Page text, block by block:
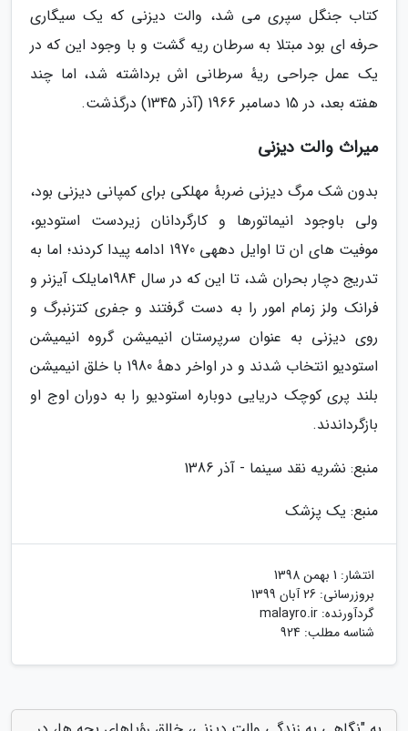
کتاب جنگل سپری می شد، والت دیزنی که یک سیگاری
حرفه ای بود مبتلا به سرطان ریه گشت و با وجود این که در
یک عمل جراحی ریهٔ سرطانی اش برداشته شد، اما چند
هفته بعد، در 15 دسامبر 1966 (آذر 1345) درگذشت.
میراث والت دیزنی
بدون شک مرگ دیزنی ضربهٔ مهلکی برای کمپانی دیزنی بود،
ولی باوجود انیماتورها و کارگردانان زیردست استودیو،
موفیت های ان تا اوایل دههی 1970 ادامه پیدا کردند؛ اما به
تدریج دچار بحران شد، تا این که در سال 1984مایلک آیزنر و
فرانک ولز زمام امور را به دست گرفتند و جفری کتزنبرگ و
روی دیزنی به عنوان سرپرستان انیمیشن گروه انیمیشن
استودیو انتخاب شدند و در اواخر دههٔ 1980 با خلق انیمیشن
بلند پری کوچک دریایی دوباره استودیو را به دوران اوج او
بازگرداندند.
منبع: نشریه نقد سینما - آذر 1386
منبع: یک پزشک
انتشار: 1 بهمن 1398
بروزرسانی: 26 آبان 1399
گردآورنده: malayro.ir
شناسه مطلب: 924